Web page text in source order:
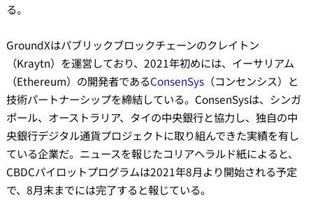
る。
GroundXはパブリックブロックチェーンのクレイトン
（Kraytn）を運営しており、2021年初めには、イーサリアム
（Ethereum）の開発者であるConsenSys（コンセンシス）と
技術パートナーシップを締結している。ConsenSysは、シンガ
ポール、オーストラリア、タイの中央銀行と協力し、独自の中
央銀行デジタル通貨プロジェクトに取り組んできた実績を有し
ている企業だ。ニュースを報じたコリアヘラルド紙によると、
CBDCパイロットプログラムは2021年8月より開始される予定
で、8月末までには完了すると報じている。